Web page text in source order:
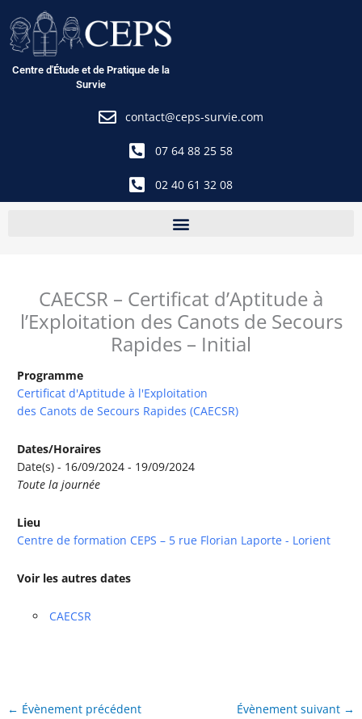
au
contenu
Centre d'Étude et de Pratique de la
Survie
contact@ceps-survie.com
07 64 88 25 58
02 40 61 32 08
CAECSR – Certificat d’Aptitude à
l’Exploitation des Canots de Secours
Rapides – Initial
Programme
Certificat d'Aptitude à l'Exploitation
des Canots de Secours Rapides (CAECSR)
Dates/Horaires
Date(s) - 16/09/2024 - 19/09/2024
Toute la journée
Lieu
Centre de formation CEPS – 5 rue Florian Laporte - Lorient
Voir les autres dates
CAECSR
← Évènement précédent Évènement suivant →